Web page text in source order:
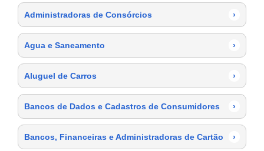
Administradoras de Consórcios ›
Agua e Saneamento ›
Aluguel de Carros ›
Bancos de Dados e Cadastros de Consumidores ›
Bancos, Financeiras e Administradoras de Cartão ›